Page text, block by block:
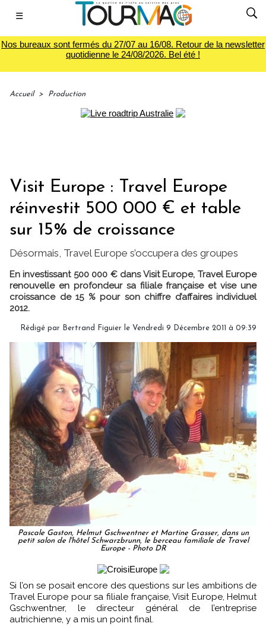
☰
Nos bureaux sont fermés du 27/07 au 16/08. Retour de la newsletter
quotidienne le 24/08/2026. Bel été !
Accueil > Production
Visit Europe : Travel Europe
réinvestit 500 000 € et table
sur 15% de croissance
Désormais, Travel Europe s’occupera des groupes
En investissant 500 000 € dans Visit Europe, Travel Europe
renouvelle en profondeur sa filiale française et vise une
croissance de 15 % pour son chiffre d’affaires individuel
2012.
Rédigé par Bertrand Figuier le Vendredi 9 Décembre 2011 à 09:39
Pascale Gaston, Helmut Gschwentner et Martine Grasser, dans un
petit salon de l'hôtel Schwarzbrunn, le berceau familiale de Travel
Europe - Photo DR
Si l’on se posait encore des questions sur les ambitions de
Travel Europe pour sa filiale française, Visit Europe, Helmut
Gschwentner, le directeur général de l’entreprise
autrichienne, y a mis un point final.